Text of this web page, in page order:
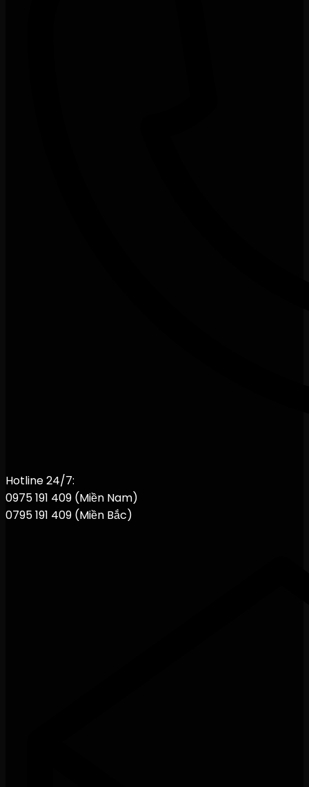
Hotline 24/7:
0975 191 409 (Miền Nam)
0795 191 409 (Miền Bắc)